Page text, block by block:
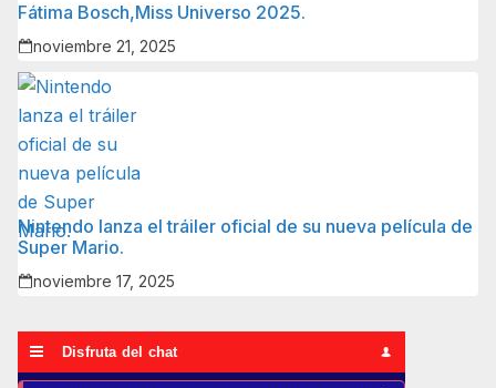
Fátima Bosch,Miss Universo 2025.
noviembre 21, 2025
Nintendo lanza el tráiler oficial de su nueva película de
Super Mario.
noviembre 17, 2025